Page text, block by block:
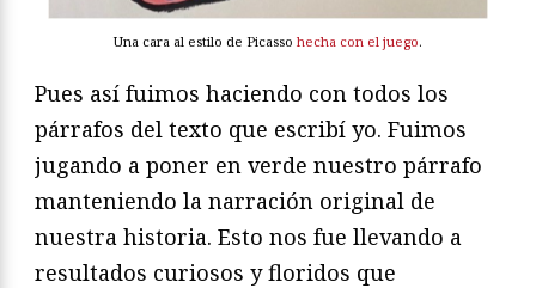
Una cara al estilo de Picasso hecha con el juego.
Pues así fuimos haciendo con todos los
párrafos del texto que escribí yo. Fuimos
jugando a poner en verde nuestro párrafo
manteniendo la narración original de
nuestra historia. Esto nos fue llevando a
resultados curiosos y floridos que